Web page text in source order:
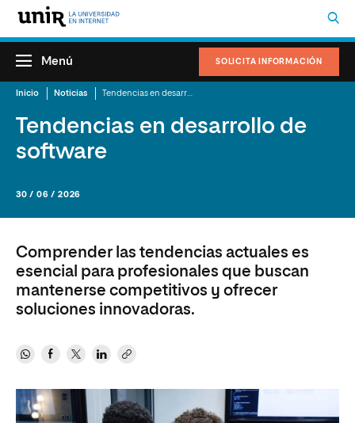
SOLICITA INFORMACIÓN
Menú
Inicio Noticias
Tendencias en desarrollo de
software
30 / 06 / 2026
Comprender las tendencias actuales es
esencial para profesionales que buscan
mantenerse competitivos y ofrecer
soluciones innovadoras.